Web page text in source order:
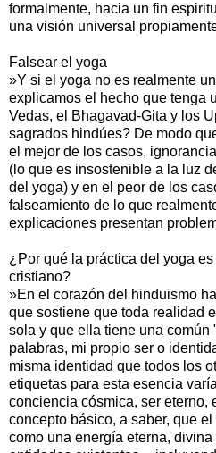
formalmente, hacia un fin
una visión universal
Falsear el yoga
»Y si el yoga no es realmente
explicamos el hecho que tenga
Vedas, el Bhagavad-Gita y los
sagrados hindúes? De modo
el mejor de los casos,
(lo que es insostenible a la luz
del yoga) y en el peor de los
falseamiento de lo que
explicaciones presentan
¿Por qué la práctica del yoga
cristiano?
»En el corazón del hinduismo
que sostiene que toda realidad
sola y que ella tiene una
palabras, mi propio ser o
misma identidad que todos los
etiquetas para esta esencia
conciencia cósmica, ser eterno,
concepto básico, a saber, que
como una energía eterna,